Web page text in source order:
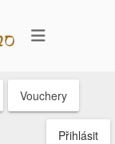
Vouchery
Přihlásit